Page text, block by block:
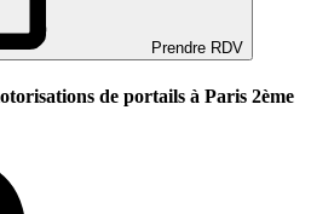
Prendre RDV
de portails à Paris 2ème